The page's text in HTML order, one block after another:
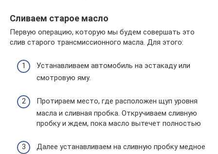
Сливаем старое масло
Первую операцию, которую мы будем совершать это
слив старого трансмиссионного масла. Для этого:
Устанавливаем автомобиль на эстакаду или
смотровую яму.
Протираем место, где расположен щуп уровня
масла и сливная пробка. Откручиваем сливную
пробку и ждем, пока масло вытечет полностью
Далее устанавливаем на сливную пробку медное